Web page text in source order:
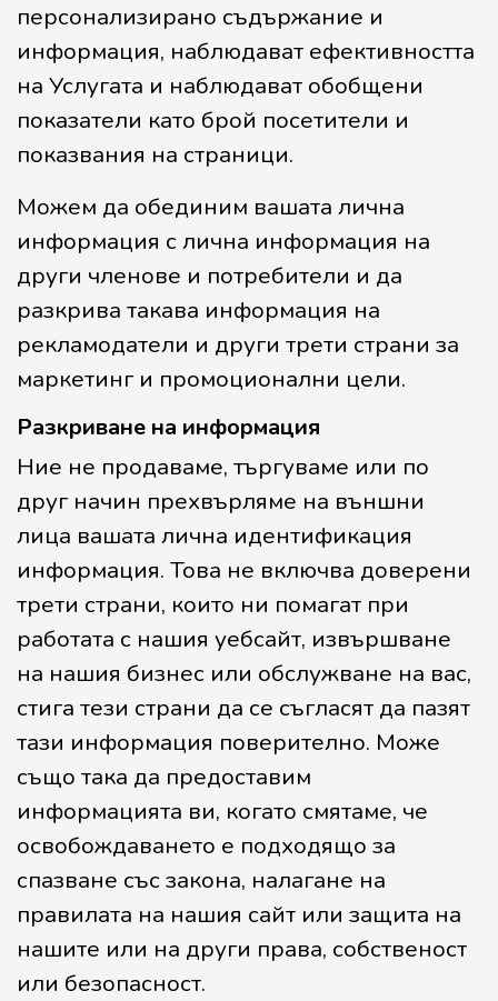
персонализирано съдържание и
информация, наблюдават ефективността
на Услугата и наблюдават обобщени
показатели като брой посетители и
показвания на страници.
Можем да обединим вашата лична
информация с лична информация на
други членове и потребители и да
разкрива такава информация на
рекламодатели и други трети страни за
маркетинг и промоционални цели.
Разкриване на информация
Ние не продаваме, търгуваме или по
друг начин прехвърляме на външни
лица вашата лична идентификация
информация. Това не включва доверени
трети страни, които ни помагат при
работата с нашия уебсайт, извършване
на нашия бизнес или обслужване на вас,
стига тези страни да се съгласят да пазят
тази информация поверително. Може
също така да предоставим
информацията ви, когато смятаме, че
освобождаването е подходящо за
спазване със закона, налагане на
правилата на нашия сайт или защита на
нашите или на други права, собственост
или безопасност.